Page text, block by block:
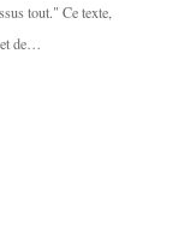
tout." Ce texte,
de…